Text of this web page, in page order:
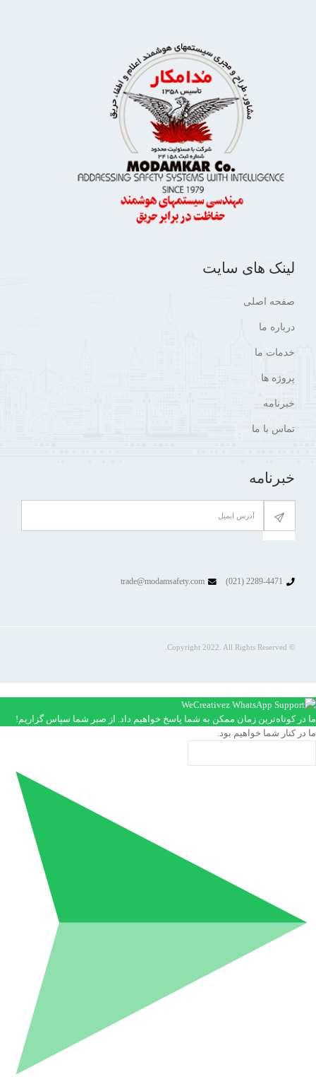
لینک های سایت
صفحه اصلی
درباره ما
خدمات ما
پروژه ها
خبرنامه
تماس با ما
خبرنامه
trade@modamsafety.com
© Copyright 2022. All Rights Reserved.
ما در کوتاه‌ترین زمان ممکن به شما پاسخ خواهیم داد. از صبر شما سپاس گزاریم!
ما در کنار شما خواهیم بود.